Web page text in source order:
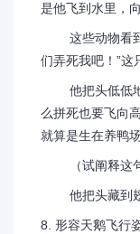
是他飞到水里，
这些动物看到
们弄死我吧！”这
他把头低低地
么拼死也要飞向
就算是生在养鸭
（试阐释这句
他把头藏到翅
8. 形容天鹅飞行